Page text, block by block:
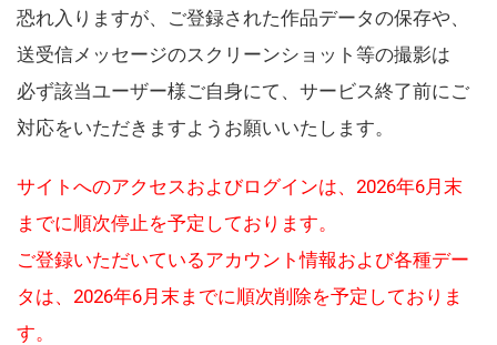
恐れ入りますが、ご登録された作品データの保存や、
送受信メッセージのスクリーンショット等の撮影は
必ず該当ユーザー様ご自身にて、サービス終了前にご
対応をいただきますようお願いいたします。
サイトへのアクセスおよびログインは、2026年6月末
までに順次停止を予定しております。
ご登録いただいているアカウント情報および各種デー
タは、2026年6月末までに順次削除を予定しておりま
す。